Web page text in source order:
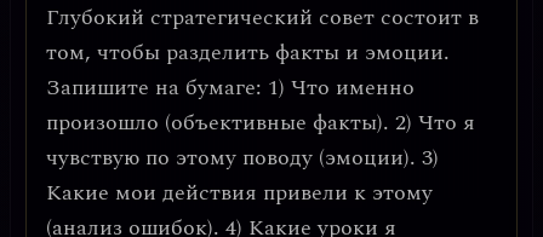
Глубокий стратегический совет состоит в
том, чтобы разделить факты и эмоции.
Запишите на бумаге: 1) Что именно
произошло (объективные факты). 2) Что я
чувствую по этому поводу (эмоции). 3)
Какие мои действия привели к этому
(анализ ошибок). 4) Какие уроки я